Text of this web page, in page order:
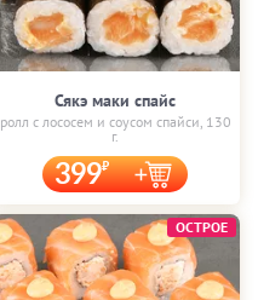
Сякэ маки спайс
ролл с лососем и соусом спайси, 130
г.
399
ОСТРОЕ